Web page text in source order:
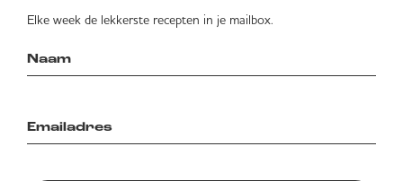
Elke week de lekkerste recepten in je mailbox.